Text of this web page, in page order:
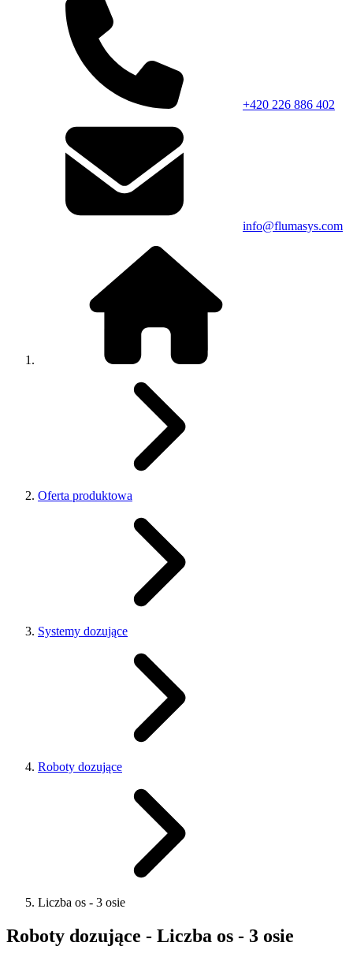
+420 226 886 402
info@flumasys.com
Oferta produktowa
Systemy dozujące
Roboty dozujące
Liczba os - 3 osie
Roboty dozujące - Liczba os - 3 osie